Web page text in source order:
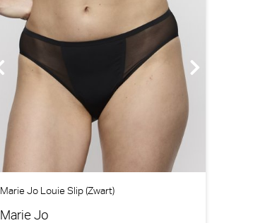
Marie Jo Louie Slip (Zwart)
Marie Jo